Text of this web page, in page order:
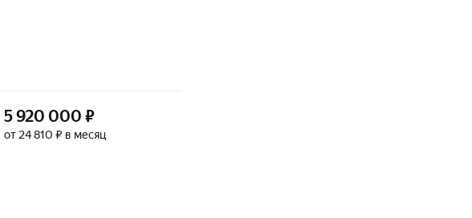
5 920 000 ₽
от 24 810 ₽ в месяц